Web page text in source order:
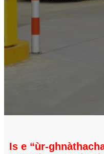
Is e “ùr-